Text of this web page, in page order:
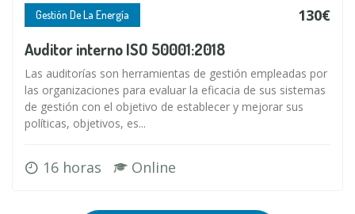
Gestión De La Energía 130€
Auditor interno ISO 50001:2018
Las auditorías son herramientas de gestión empleadas por
las organizaciones para evaluar la eficacia de sus sistemas
de gestión con el objetivo de establecer y mejorar sus
políticas, objetivos, es...
16 horas Online